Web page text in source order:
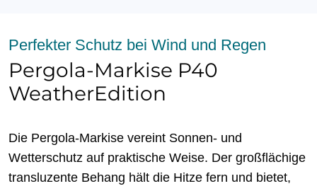
Perfekter Schutz bei Wind und Regen
Pergola-Markise P40
WeatherEdition
Die Pergola-Markise vereint Sonnen- und
Wetterschutz auf praktische Weise. Der großflächige
transluzente Behang hält die Hitze fern und bietet,